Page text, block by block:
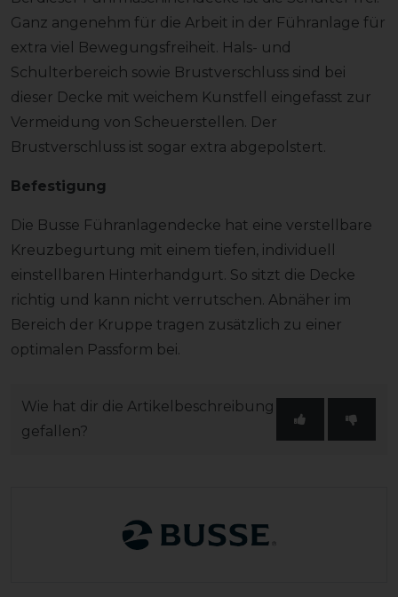
Ganz angenehm für die Arbeit in der Führanlage für
extra viel Bewegungsfreiheit. Hals- und
Schulterbereich sowie Brustverschluss sind bei
dieser Decke mit weichem Kunstfell eingefasst zur
Vermeidung von Scheuerstellen. Der
Brustverschluss ist sogar extra abgepolstert.
Befestigung
Die Busse Führanlagendecke hat eine verstellbare
Kreuzbegurtung mit einem tiefen, individuell
einstellbaren Hinterhandgurt. So sitzt die Decke
richtig und kann nicht verrutschen. Abnäher im
Bereich der Kruppe tragen zusätzlich zu einer
optimalen Passform bei.
Wie hat dir die Artikelbeschreibung
gefallen?